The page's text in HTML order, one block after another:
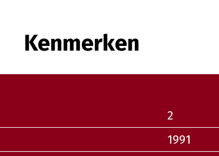
Kenmerken
2
1991